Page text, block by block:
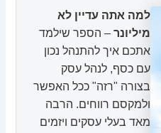
למה אתה עדיין לא
מיליונר – הספר שילמד
אתכם איך להתנהל נכון
עם כסף, לנהל עסק
בצורה "רזה" ככל האפשר
ולמקסם רווחים. הרבה
מאד בעלי עסקים ויזמים